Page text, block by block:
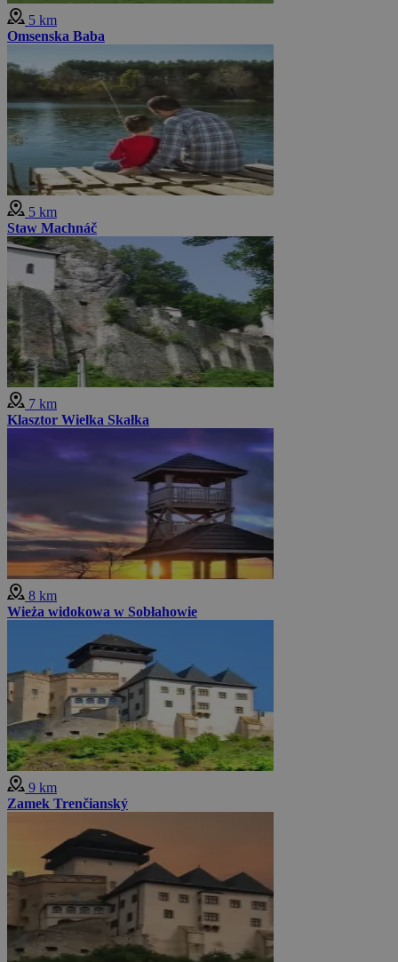
5 km
Omsenska Baba
5 km
Staw Machnáč
7 km
Klasztor Wielka Skałka
8 km
Wieża widokowa w Sobłahowie
9 km
Zamek Trenčianský